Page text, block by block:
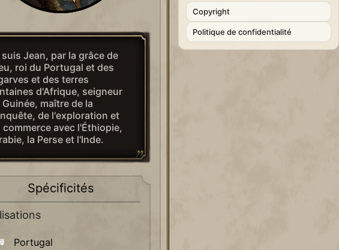
Jean, par la grâce de
roi du Portugal et des
et des terres
d'Afrique, seigneur
Guinée, maître de la
de l'exploration et
commerce avec l'Éthiopie,
la Perse et l'Inde.
Spécificités
Portugal
Copyright
Politique de confidentialité